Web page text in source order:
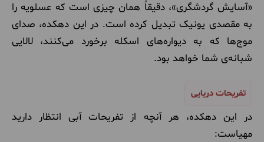
«آسایش گردشگری»، دقیقاً همان چیزی است که عسلویه را
به مقصدی یونیک تبدیل کرده است. در این دهکده، صدای
موج‌ها که به دیواره‌های اسکله برخورد می‌کنند، لالایی
شبانه‌ی شما خواهد بود.
تفریحات دریایی
در این دهکده، هر آنچه از تفریحات آبی انتظار دارید
مهیاست: